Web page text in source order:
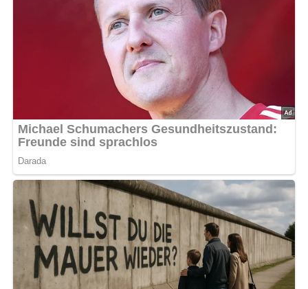
Das Mehl bergartig auf die Arbeitsfläche sieben. In die
Mitte eine Vertiefung drücken und die aufgeschlagenen
Eier hineingeben. Das Salz zufügen und das Mehl von
außen mit den Eiern vermischen. Den Teig gut
durchkneten. Sollte er kleben, noch etwas Mehl
dazugeben. Wenn der Teig gleichmäßig und elastisch ist,
eine Kugel daraus formen und diese unter einem feuchten
Tuch etwa 1 Stunde ruhen lassen. Den Teig in 2 Stücke
teilen und diese nacheinander auf einer bemehlten
Arbeitsfläche hauchdünn ausrollen. Die Teigplatten
bemehlen, lose zusammenrollen und mit einem scharfen
Messer in 6 mm breite Scheiben schneiden. Diese sofort
wieder entrollen und in reichlich kochendem Salzwasser
bißfest kochen. Die Eiernudeln abtropfen lassen und mit
zerlassener Butter und Reibekäse vermischen. – Grüne
Nudeln entstehen, wenn unter den Nudelteig 150 Gramm